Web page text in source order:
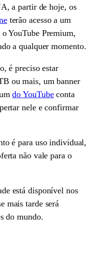
a partir de hoje, os
terão acesso a um
YouTube Premium,
a qualquer momento.
é preciso estar
ou mais, um banner
do YouTubeconta
nele e confirmar
é para uso individual,
não vale para o
está disponível nos
mais tarde será
do mundo.